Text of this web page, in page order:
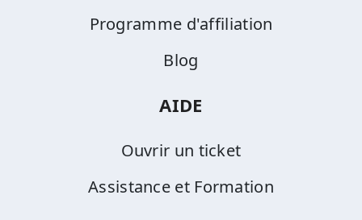
Programme d'affiliation
Blog
AIDE
Ouvrir un ticket
Assistance et Formation